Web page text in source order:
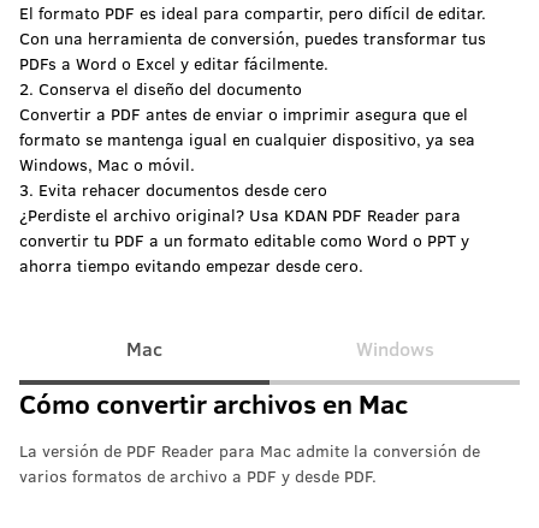
El formato PDF es ideal para compartir, pero difícil de editar.
Con una herramienta de conversión, puedes transformar tus
PDFs a Word o Excel y editar fácilmente.
2. Conserva el diseño del documento
Convertir a PDF antes de enviar o imprimir asegura que el
formato se mantenga igual en cualquier dispositivo, ya sea
Windows, Mac o móvil.
3. Evita rehacer documentos desde cero
¿Perdiste el archivo original? Usa KDAN PDF Reader para
convertir tu PDF a un formato editable como Word o PPT y
ahorra tiempo evitando empezar desde cero.
Mac Windows
Cómo convertir archivos en Mac
La versión de PDF Reader para Mac admite la conversión de
varios formatos de archivo a PDF y desde PDF.